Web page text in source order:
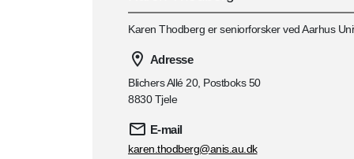
Karen Thodberg er seniorforsker ved Aarhus
Adresse
Blichers Allé 20, Postboks 50
8830 Tjele
E-mail
karen.thodberg@anis.au.dk